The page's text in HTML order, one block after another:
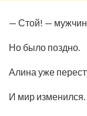
— Стой! —
Но было поздно.
Алина уже
И мир изменился.